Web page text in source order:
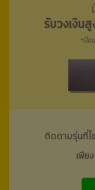
รับวงเงิน
*เงื่
ติดตามรุ่นที่ใ
เพียง